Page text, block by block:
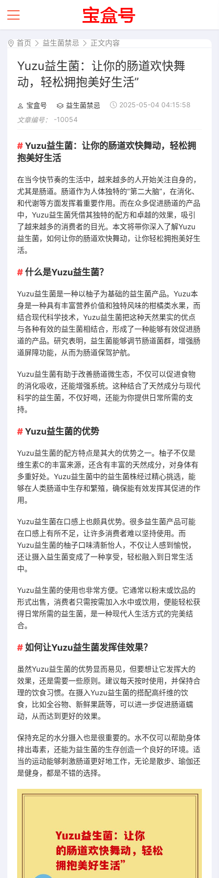
首页 益生菌禁忌 正文内容
Yuzu益生菌：让你的肠道欢快舞
动，轻松拥抱美好生活”
宝盒号 益生菌禁忌
2025-05-04 04:15:58
文章编号：
-10054
Yuzu益生菌：让你的肠道欢快舞动，轻松拥
抱美好生活
在当今快节奏的生活中，越来越多的人开始关注自身的，
尤其是肠道。肠道作为人体独特的“第二大脑”，在消化、
和代谢等方面发挥着重要作用。而在众多促进肠道的产品
中，Yuzu益生菌凭借其独特的配方和卓越的效果，吸引
了越来越多的消费者的目光。本文将带你深入了解Yuzu
益生菌，如何让你的肠道欢快舞动，让你轻松拥抱美好生
活。
什么是Yuzu益生菌？
Yuzu益生菌是一种以柚子为基础的益生菌产品。Yuzu本
身是一种具有丰富营养价值和独特风味的柑橘类水果，而
结合现代科学技术，Yuzu益生菌把这种天然果实的优点
与各种有效的益生菌相结合，形成了一种能够有效促进肠
道的产品。研究表明，益生菌能够调节肠道菌群，增强肠
道屏障功能，从而为肠道保驾护航。
Yuzu益生菌有助于改善肠道微生态，不仅可以促进食物
的消化吸收，还能增强系统。这种结合了天然成分与现代
科学的益生菌，不仅好喝，还能为你提供日常所需的支
持。
Yuzu益生菌的优势
Yuzu益生菌的配方特点是其大的优势之一。柚子不仅是
维生素C的丰富来源，还含有丰富的天然成分，对身体有
多重好处。Yuzu益生菌中的益生菌株经过精心挑选，能
够在人类肠道中生存和繁殖，确保能有效发挥其促进的作
用。
Yuzu益生菌在口感上也颇具优势。很多益生菌产品可能
在口感上有所不足，让许多消费者难以坚持使用。而
Yuzu益生菌的柚子口味清新怡人，不仅让人感到愉悦，
还让摄入益生菌变成了一种享受，轻松融入到日常生活
中。
Yuzu益生菌的使用也非常方便。它通常以粉末或饮品的
形式出售，消费者只需按需加入水中或饮用，便能轻松获
得日常所需的益生菌，是一种现代人生活方式的完美结
合。
如何让Yuzu益生菌发挥佳效果？
虽然Yuzu益生菌的优势显而易见，但要想让它发挥大的
效果，还是需要一些原则。建议每天按时使用，并保持合
理的饮食习惯。在摄入Yuzu益生菌的搭配高纤维的饮
食，比如全谷物、新鲜果蔬等，可以进一步促进肠道蠕
动，从而达到更好的效果。
保持充足的水分摄入也是很重要的。水不仅可以帮助身体
排出毒素，还能为益生菌的生存创造一个良好的环境。适
当的运动能够刺激肠道更好地工作，无论是散步、瑜伽还
是健身，都是不错的选择。